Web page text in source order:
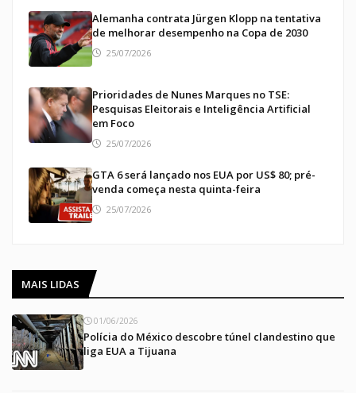
Alemanha contrata Jürgen Klopp na tentativa
de melhorar desempenho na Copa de 2030
25/07/2026
Prioridades de Nunes Marques no TSE:
Pesquisas Eleitorais e Inteligência Artificial
em Foco
25/07/2026
GTA 6 será lançado nos EUA por US$ 80; pré-
venda começa nesta quinta-feira
25/07/2026
MAIS LIDAS
01/06/2026
Polícia do México descobre túnel clandestino que
liga EUA a Tijuana